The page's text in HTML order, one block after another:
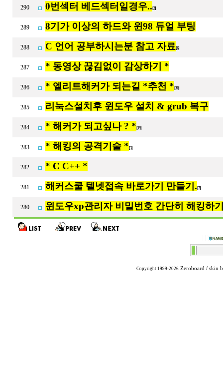
290 0번섹터 베드섹터일경우.. [2]
289 8기가 이상의 하드와 윈98 듀얼 부팅
288 C 언어 공부하시는분 참고 자료[6]
287 * 동영상 끊김없이 감상하기 *
286 * 엘리트해커가 되는길 *추천 * [30]
285 리눅스설치후 윈도우 설치 & grub 복구
284 * 해커가 되고싶나 ? * [19]
283 * 해킹의 공격기술 * [3]
282 * C C++ *
281 해커스쿨 텔넷접속 바로가기 만들기. [7]
280 윈도우xp관리자 비밀번호 간단히 해킹하
Copyright 1999-2026 Zeroboard / skin